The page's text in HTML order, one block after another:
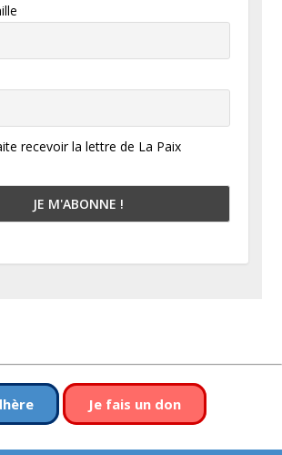
recevoir la lettre de La Paix
Je fais un don